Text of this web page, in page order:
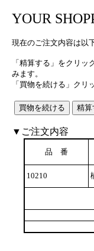
YOUR
現在のご注文内容は以
「精算する」をクリ
みます。
「買物を続ける」クリ
▼ご注文内容
品 番
10210